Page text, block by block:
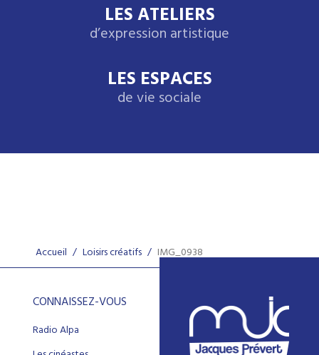
LES ATELIERS
d’expression artistique
LES ESPACES
de vie sociale
Accueil / Loisirs créatifs / IMG_0938
CONNAISSEZ-VOUS
Radio Alpa